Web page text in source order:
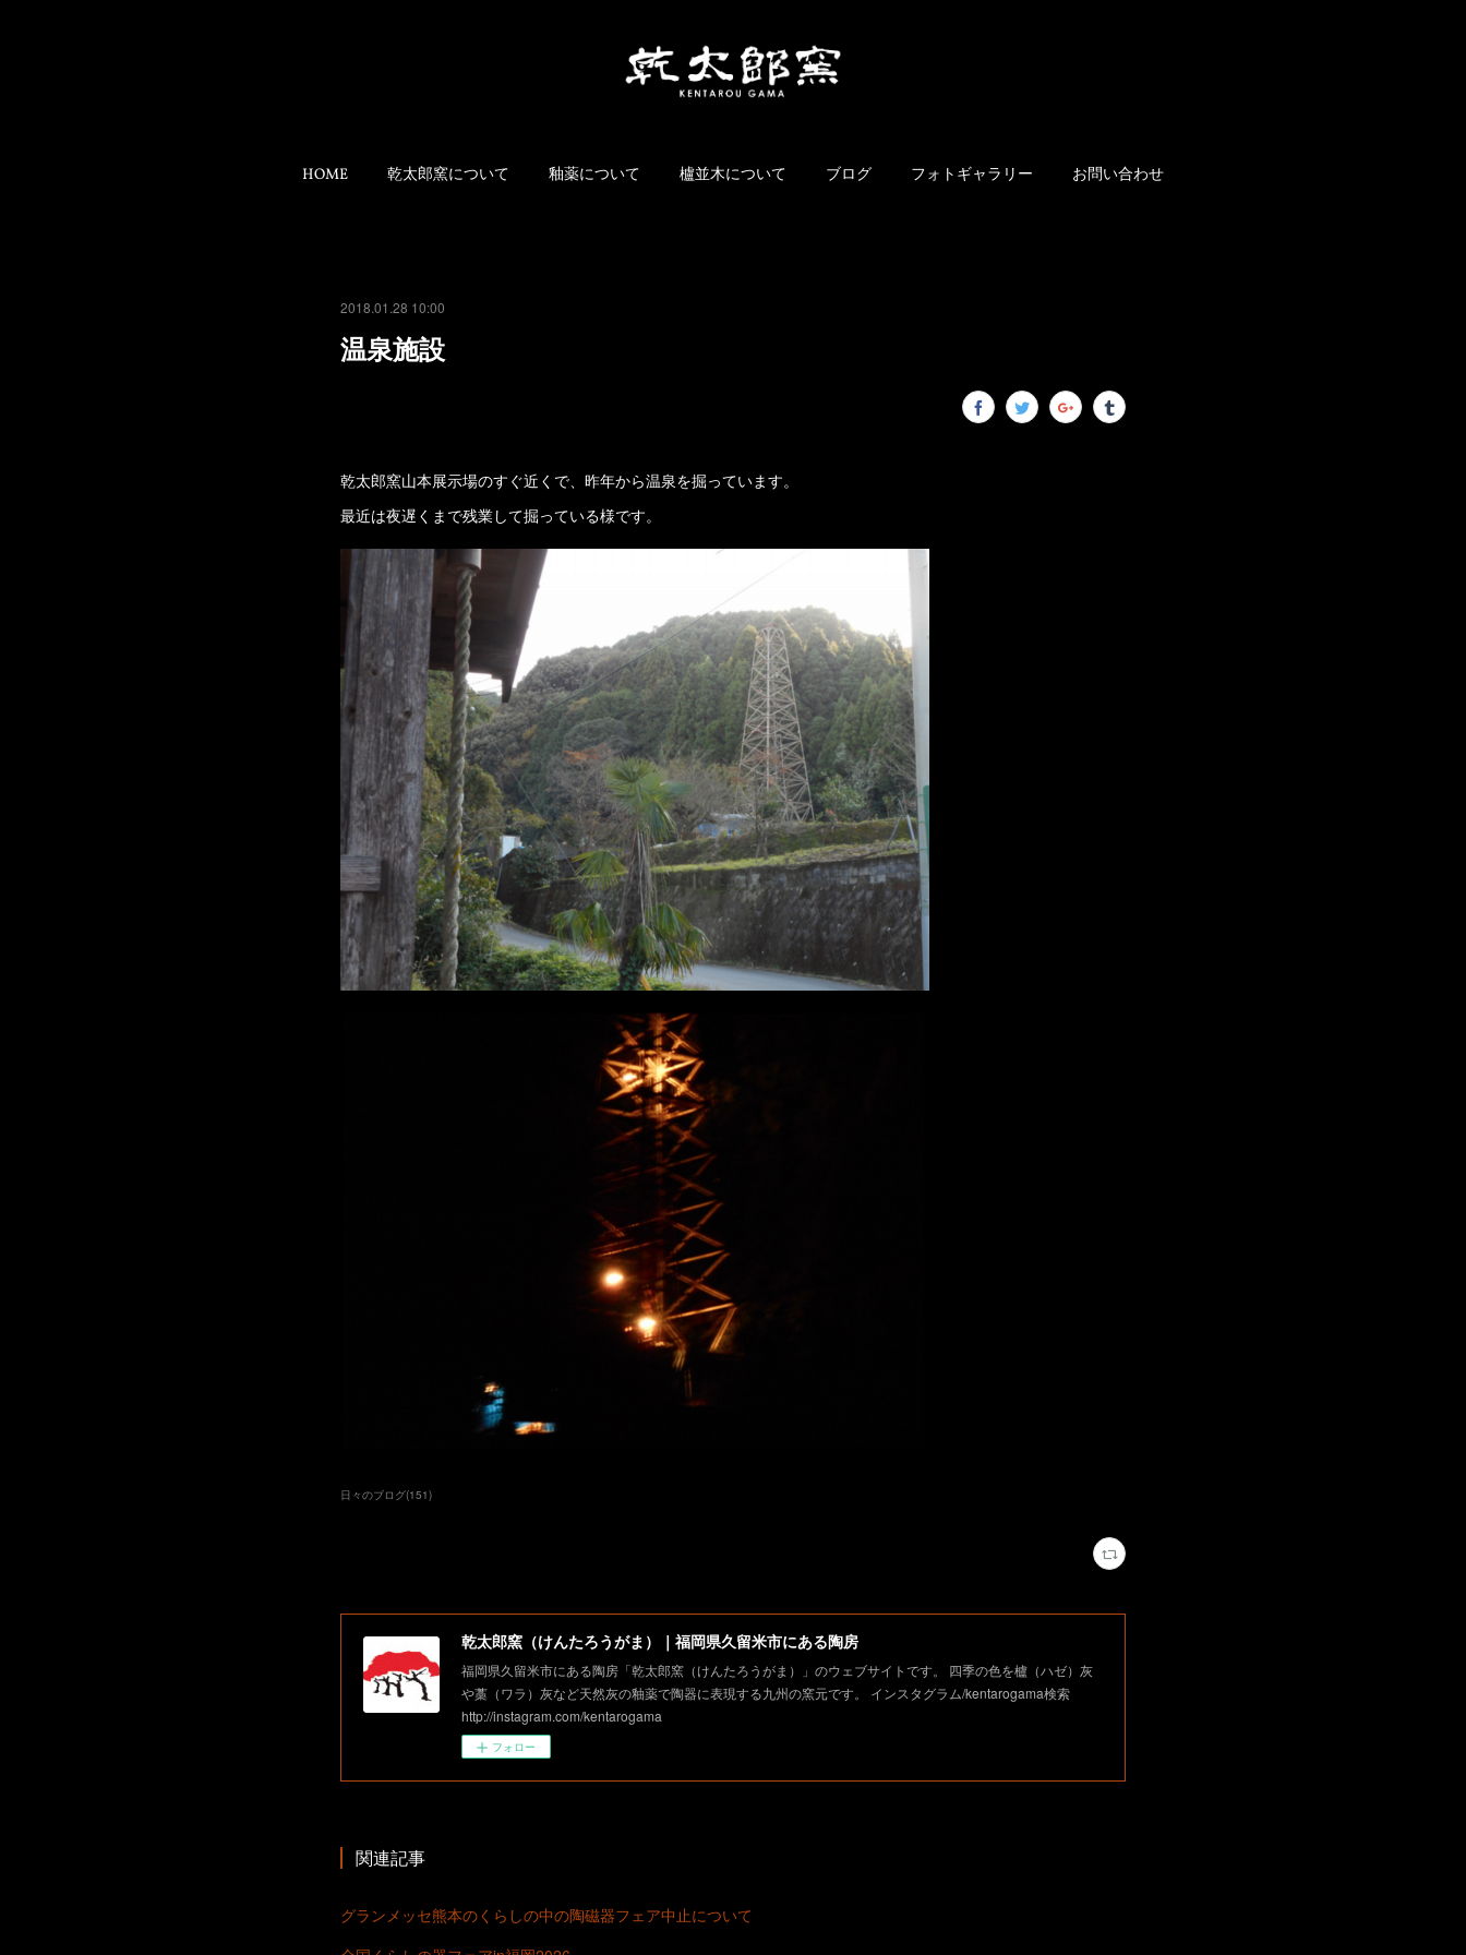
HOME 乾太郎窯について 釉薬について 櫨並木について ブログ フォトギャラリー お問い合わせ
2018.01.28 10:00
温泉施設
乾太郎窯山本展示場のすぐ近くで、昨年から温泉を掘っています。
最近は夜遅くまで残業して掘っている様です。
日々のブログ(151)
乾太郎窯（けんたろうがま）｜福岡県久留米市にある陶房
福岡県久留米市にある陶房「乾太郎窯（けんたろうがま）」のウェブサイトです。 四季の色を櫨（ハゼ）灰
や藁（ワラ）灰など天然灰の釉薬で陶器に表現する九州の窯元です。 インスタグラム/kentarogama検索
http://instagram.com/kentarogama
フォロー
関連記事
グランメッセ熊本のくらしの中の陶磁器フェア中止について